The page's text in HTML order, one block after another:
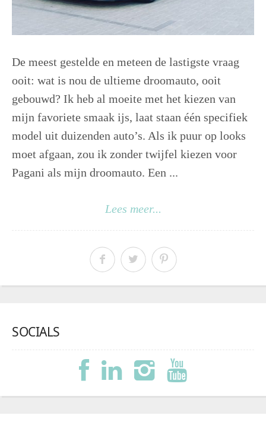
De meest gestelde en meteen de lastigste vraag
ooit: wat is nou de ultieme droomauto, ooit
gebouwd? Ik heb al moeite met het kiezen van
mijn favoriete smaak ijs, laat staan één specifiek
model uit duizenden auto’s. Als ik puur op looks
moet afgaan, zou ik zonder twijfel kiezen voor
Pagani als mijn droomauto. Een ...
Lees meer...
SOCIALS